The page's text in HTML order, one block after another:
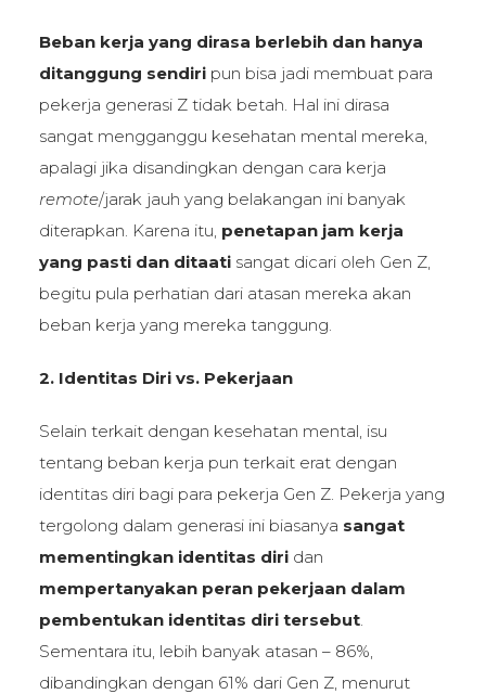
Beban kerja yang dirasa berlebih dan hanya
ditanggung sendiripun bisa jadi membuat para
pekerja generasi Z tidak betah. Hal ini dirasa
sangat mengganggu kesehatan mental mereka,
apalagi jika disandingkan dengan cara kerja
remote/jarak jauh yang belakangan ini banyak
diterapkan. Karena itu, penetapan jam kerja
yang pasti dan ditaatisangat dicari oleh Gen Z,
begitu pula perhatian dari atasan mereka akan
beban kerja yang mereka tanggung.
2. Identitas Diri vs. Pekerjaan
Selain terkait dengan kesehatan mental, isu
tentang beban kerja pun terkait erat dengan
identitas diri bagi para pekerja Gen Z. Pekerja yang
tergolong dalam generasi ini biasanya sangat
mementingkan identitas diridan
mempertanyakan peran pekerjaan dalam
pembentukan identitas diri tersebut.
Sementara itu, lebih banyak atasan – 86%,
dibandingkan dengan 61% dari Gen Z, menurut